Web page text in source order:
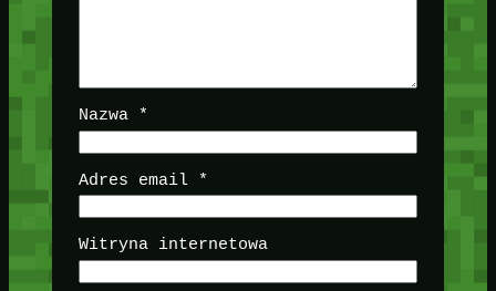
Nazwa *
Adres email *
Witryna internetowa